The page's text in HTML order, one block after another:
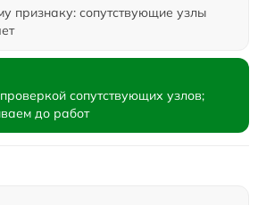
признаку: сопутствующие узлы
сопутствующих узлов;
до работ